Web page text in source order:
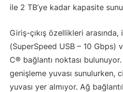
ile 2 TB’ye kadar kapasite
Giriş-çıkış özellikleri
(SuperSpeed USB – 10 Gbps)
C® bağlantı noktası
genişleme yuvası sunulurken,
yuvası yer almıyor. Ağ